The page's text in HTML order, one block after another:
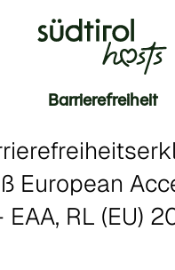
Barrierefreiheit
European
EAA, RL (EU)